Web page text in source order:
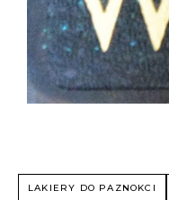
LAKIERY DO PAZNOKCI